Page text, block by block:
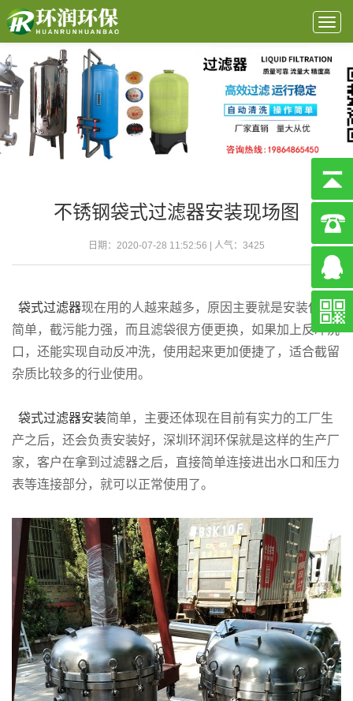
不锈钢袋式过滤器安装现场图
日期：2020-07-28 11:52:56 | 人气： 3425
袋式过滤器现在用的人越来越多，原因主要就是安装使用
简单，截污能力强，而且滤袋很方便更换，如果加上反冲洗
口，还能实现自动反冲洗，使用起来更加便捷了，适合截留
杂质比较多的行业使用。
袋式过滤器安装简单，主要还体现在目前有实力的工厂生
产之后，还会负责安装好，深圳环润环保就是这样的生产厂
家，客户在拿到过滤器之后，直接简单连接进出水口和压力
表等连接部分，就可以正常使用了。